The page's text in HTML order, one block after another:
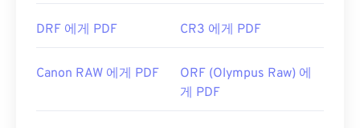
DRF 에게 PDF CR3 에게 PDF
Canon RAW 에게 PDF
ORF (Olympus Raw) 에
게 PDF